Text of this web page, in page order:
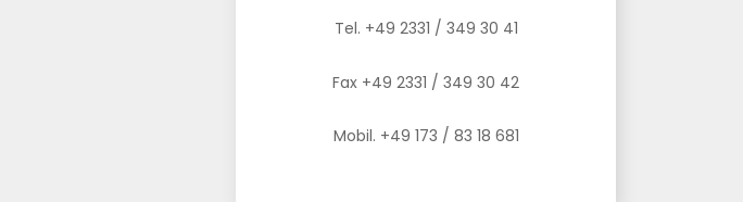
Tel. +49 2331 / 349 30 41
Fax +49 2331 / 349 30 42
Mobil. +49 173 / 83 18 681